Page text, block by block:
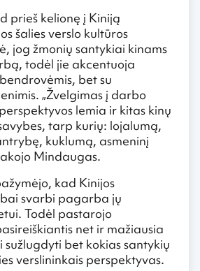
prieš kelionę į Kiniją
šalies verslo kultūros
jog žmonių santykiai kinams
todėl jie akcentuoja
bet su
„Žvelgimas į darbo
lemia ir kitas kinų
tarp kurių: lojalumą,
kuklumą, asmeninį
Mindaugas.
kad Kinijos
svarbi pagarba jų
Todėl pastarojo
net ir mažiausia
sužlugdyti bet kokias santykių
verslininkais perspektyvas.